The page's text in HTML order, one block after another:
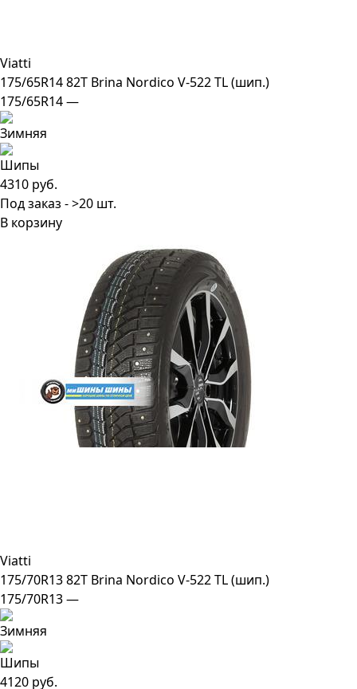
Viatti
175/65R14 82T Brina Nordico V-522 TL (шип.)
175/65R14 —
4310 руб.
Под заказ - >20 шт.
В корзину
Viatti
175/70R13 82T Brina Nordico V-522 TL (шип.)
175/70R13 —
4120 руб.